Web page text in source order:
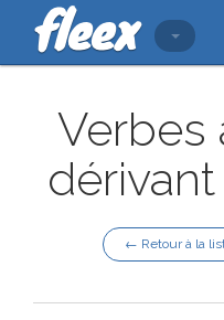
Verbes
← Retour à la